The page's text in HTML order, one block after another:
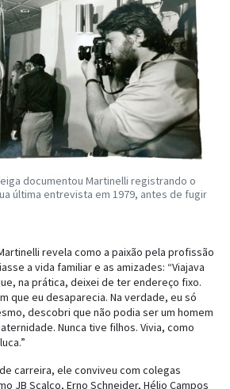
documentou Martinelli registrando o
última entrevista em 1979, antes de fugir
revela como a paixão pela profissão
a vida familiar e as amizades: “Viajava
na prática, deixei de ter endereço fixo.
que eu desaparecia. Na verdade, eu só
descobri que não podia ser um homem
Nunca tive filhos. Vivia, como
carreira, ele conviveu com colegas
JB Scalco, Erno Schneider, Hélio Campos